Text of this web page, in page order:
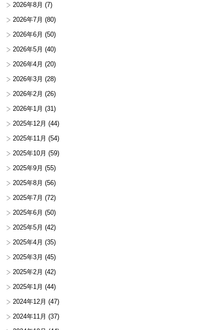
2026年8月 (7)
2026年7月 (80)
2026年6月 (50)
2026年5月 (40)
2026年4月 (20)
2026年3月 (28)
2026年2月 (26)
2026年1月 (31)
2025年12月 (44)
2025年11月 (54)
2025年10月 (59)
2025年9月 (55)
2025年8月 (56)
2025年7月 (72)
2025年6月 (50)
2025年5月 (42)
2025年4月 (35)
2025年3月 (45)
2025年2月 (42)
2025年1月 (44)
2024年12月 (47)
2024年11月 (37)